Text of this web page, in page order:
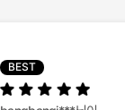
BEST